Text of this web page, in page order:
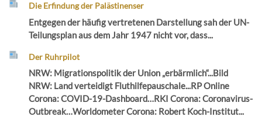
Die Erfindung der Palästinenser
Entgegen der häufig vertretenen Darstellung sah der UN-
Teilungsplan aus dem Jahr 1947 nicht vor, dass...
Der Ruhrpilot
NRW: Migrationspolitik der Union „erbärmlich“...Bild
NRW: Land verteidigt Fluthilfepauschale...RP Online
Corona: COVID-19-Dashboard…RKI Corona: Coronavirus-
Outbreak…Worldometer Corona: Robert Koch-Institut...